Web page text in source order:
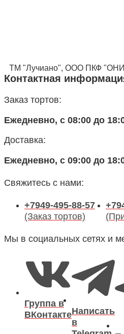
ТМ "Лучиано", ООО ПКФ
Контактная
Заказ тортов:
Ежедневно, с 08:00 до
Доставка:
Ежедневно, с 09:00 до
Свяжитесь с нами:
+7949-495-88-57
(Заказ тортов)
Мы в социальных сетях и
Группа в
ВКонтактеНаписать
в